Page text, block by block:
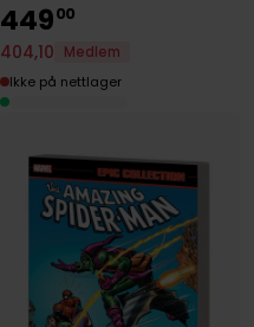
44900
404,10
Medlem
Ikke på nettlager